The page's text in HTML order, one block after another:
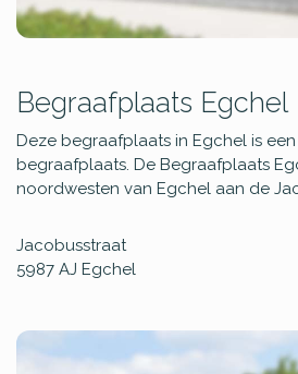
Begraafplaats Egchel
Deze begraafplaats in Egchel is
begraafplaats. De Begraafplaats
noordwesten van Egchel aan de
Jacobusstraat
5987 AJ Egchel